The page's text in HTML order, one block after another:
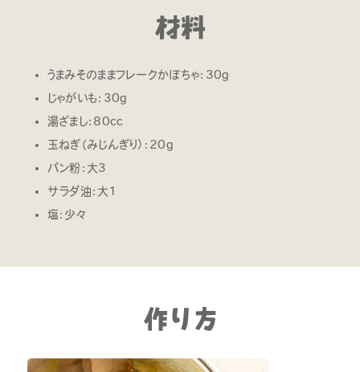
うまみそのままフレークかぼちゃ：30g
じゃがいも：30g
湯ざまし：80cc
玉ねぎ（みじんぎり）：20g
パン粉：大3
サラダ油：大1
塩：少々